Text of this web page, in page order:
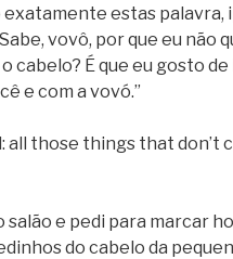
estas palavra,
vovô, por que eu não
cabelo? É que eu gosto
e com a vovó.”
all those things that don’t
salão e pedi para marcar
do cabelo da